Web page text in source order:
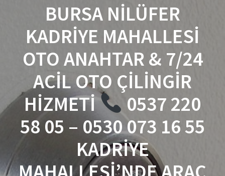
BURSA NILÜFER
KADRIYE MAHALLESI
OTO ANAHTAR & 7/24
ACIL OTO ÇILINGIR
HIZMETI
0537 220
58 05 – 0530 073 16 55
KADRIYE